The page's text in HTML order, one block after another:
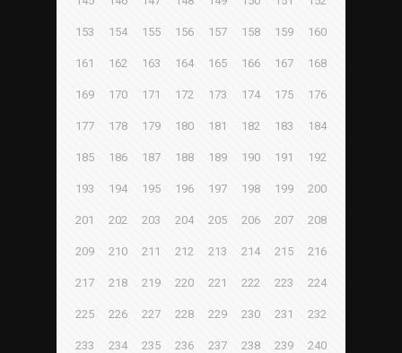
153 154 155 156 157 158 159 160
161 162 163 164 165 166 167 168
169 170 171 172 173 174 175 176
177 178 179 180 181 182 183 184
185 186 187 188 189 190 191 192
193 194 195 196 197 198 199 200
201 202 203 204 205 206 207 208
209 210 211 212 213 214 215 216
217 218 219 220 221 222 223 224
225 226 227 228 229 230 231 232
233 234 235 236 237 238 239 240